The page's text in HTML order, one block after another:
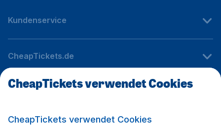
Kundenservice
CheapTickets.de
Internationale Webseiten
CheapTickets verwendet Cookies
CheapTickets verwendet Cookies